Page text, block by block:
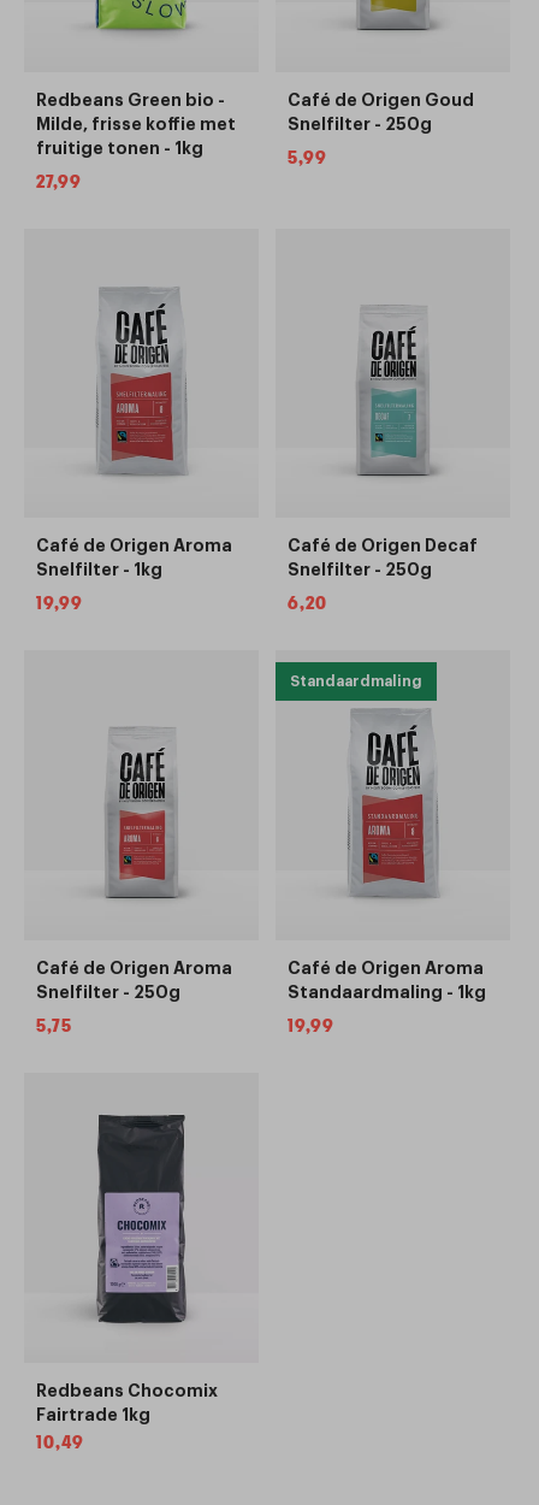
Redbeans Green bio -
Milde, frisse koffie met
fruitige tonen - 1kg
Normale
27,99
Café de Origen Goud
Snelfilter - 250g
Normale
5,99
Café de Origen Aroma
Snelfilter - 1kg
Normale
19,99
Café de Origen Decaf
Snelfilter - 250g
Normale
6,20
Café de Origen Aroma
Snelfilter - 250g
Normale
5,75
Standaardmaling
Café de Origen Aroma
Standaardmaling - 1kg
Normale
19,99
Redbeans Chocomix
Fairtrade 1kg
Normale
10,49